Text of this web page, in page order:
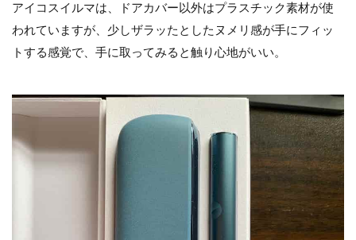
アイコスイルマは、ドアカバー以外はプラスチック素材が使
われていますが、少しザラッたとしたヌメリ感が手にフィッ
トする感覚で、手に取ってみると触り心地がいい。